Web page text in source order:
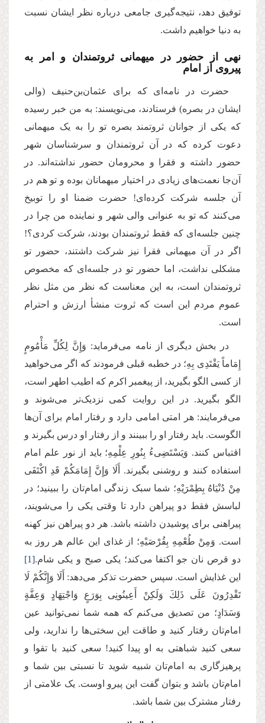
توفیق دهد،‌ نتیجه‌گیری جامعی درباره نظر ایشان نسبت
به دنیا خواهیم داشت.
نهی از حضور در میهمانی ثروتمندان و امر به
پیروی از امام
حضرت در نامه‌ای که برای عثمان‌بن‌حنیف (والی
ایشان در بصره) فرستادند، می‌نویسند: به من خبر رسیده
که یکی از جوانان ثروتمند بصره تو را به یک میهمانی
دعوت کرده که در آن ثروتمندان و سرشناسان شهر
حضور داشته و فقرا و محرومان حضور نداشته‌اند. در
آن‌جا نعمت‌های زیادی در اختیار میهمانان بوده و تو هم در
آن جلسه شرکت کرده‌ای! حضرت ضمنا او را توبیخ
می‌کنند که تو به عنوانی والی شهر و نماینده من چرا در
چنین جلسه‌ای که فقط ثروتمندان بودند، شرکت کردی؟!
اگر در آن میهمانی فقرا نیز شرکت داشتند، حضور تو
مشکلی نداشت، اما حضور تو در جلسه‌ای که مخصوص
ثروتمندان است، به این معناست که نظر من مثل نظر
عموم مردم این است که ثروت منشأ ارزش و احترام
است.
در بخش دیگری از نامه می‌فرماید: وَإِنَّ لِكُلِّ مَأْمُومٍ
إِمَاماً یَقْتَدِی بِهِ؛ در خطبه قبلی فرمودند که اگر می‌خواهید
از کسی الگو بگیرید، از پیغمبر اکرم که اطیب اطهر است،
الگو بگیرید. در این روایت کمی نزدیک‌تر می‌شوند و
می‌فرمایند: هر امتی امامی دارد و رفتار امام برای آن‌ها
الگوست. باید رفتار او را ببینند و از رفتار او درس بگیرند و
اقتباس کنند. وَیَسْتَضِی‏ءُ بِنُورِ عِلْمِهِ؛ باید از نور علم‌ امام
استفاده کنند و روشنی بگیرند. أَلَا وَإِنَّ إِمَامَكُمْ قَدِ اكْتَفَى
مِنْ دُنْیَاهُ بِطِمْرَیْهِ؛ شما سبک زندگی امام‌تان را ببینید؛ در
لباسش فقط دو پیراهن دارد تا وقتی یکی را می‌شویند،
پیراهنی برای پوشیدن داشته باشد. هر دو پیراهن نیز کهنه
است. وَمِنْ طُعْمِهِ بِقُرْصَیْهِ؛ از غذای این عالم هر روز به
دو قرص نان جو اکتفا می‌کند؛ یکی صبح و یکی شام.[1]
این غذایش است. سپس حضرت تذکر می‌دهد: أَلَا وَإِنَّكُمْ لَا
تَقْدِرُونَ عَلَى ذَلِكَ وَلَكِنْ أَعِینُونِی بِوَرَعٍ وَاجْتِهَادٍ وَعِفَّةٍ
وَسَدَادٍ؛ من تصدیق می‌کنم که همه شما نمی‌توانید عین
امام‌تان رفتار کنید و طاقت این سختی‌ها را ندارید، ولی
سعی کنید شباهتی به او پیدا کنید! سعی کنید با تقوا و
پرهیزگاری‌ به امام‌تان شبیه شوید تا نسبتی بین شما و
امام‌تان باشد و بتوان گفت این پیرو اوست. یک علامتی از
رفتار مشترک بین شما باشد.